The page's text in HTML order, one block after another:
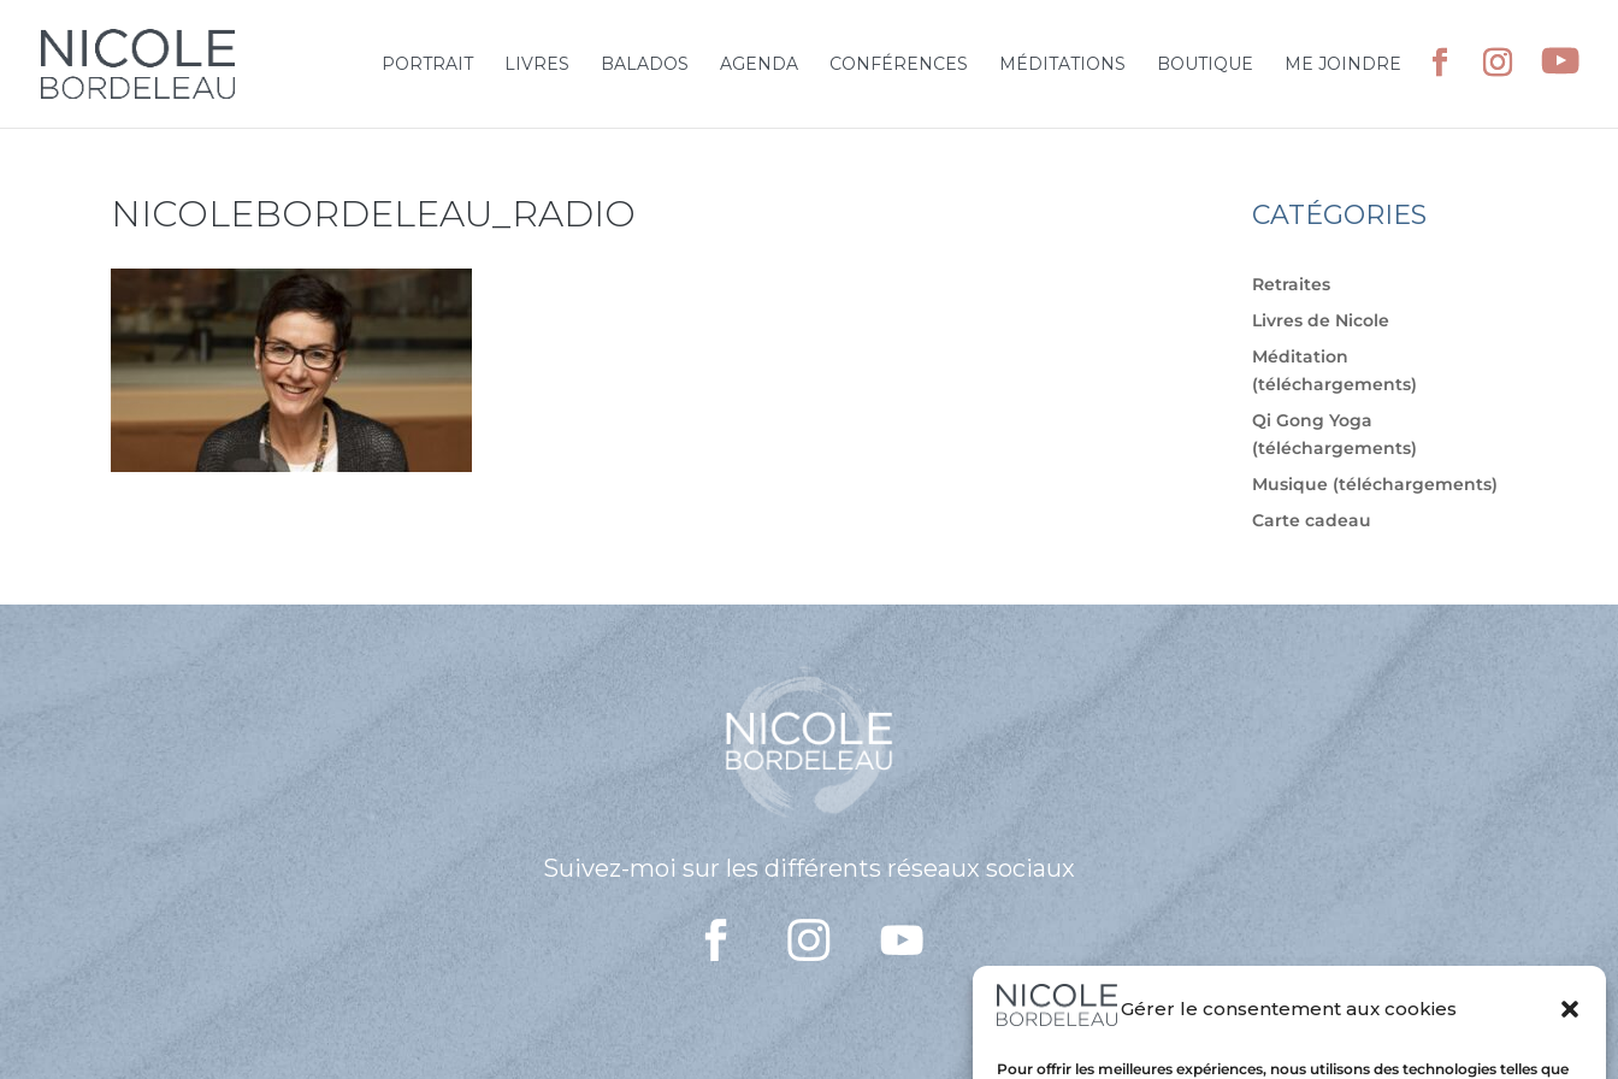
Gérer le consentement aux cookies
Pour offrir les meilleures expériences, nous utilisons des technologies telles que
PORTRAIT LIVRES BALADOS AGENDA CONFÉRENCES MÉDITATIONS BOUTIQUE ME JOINDRE
NICOLEBORDELEAU_RADIO CATÉGORIES
Retraites
Livres de Nicole
Méditation
(téléchargements)
Qi Gong Yoga
(téléchargements)
Musique (téléchargements)
Carte cadeau
Suivez-moi sur les différents réseaux sociaux